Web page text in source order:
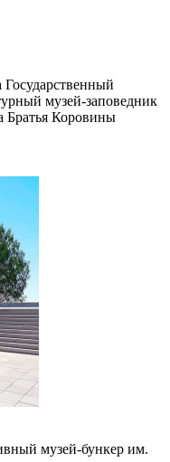
Государственный
музей-заповедник
Братья Коровины
музей-бункер им.